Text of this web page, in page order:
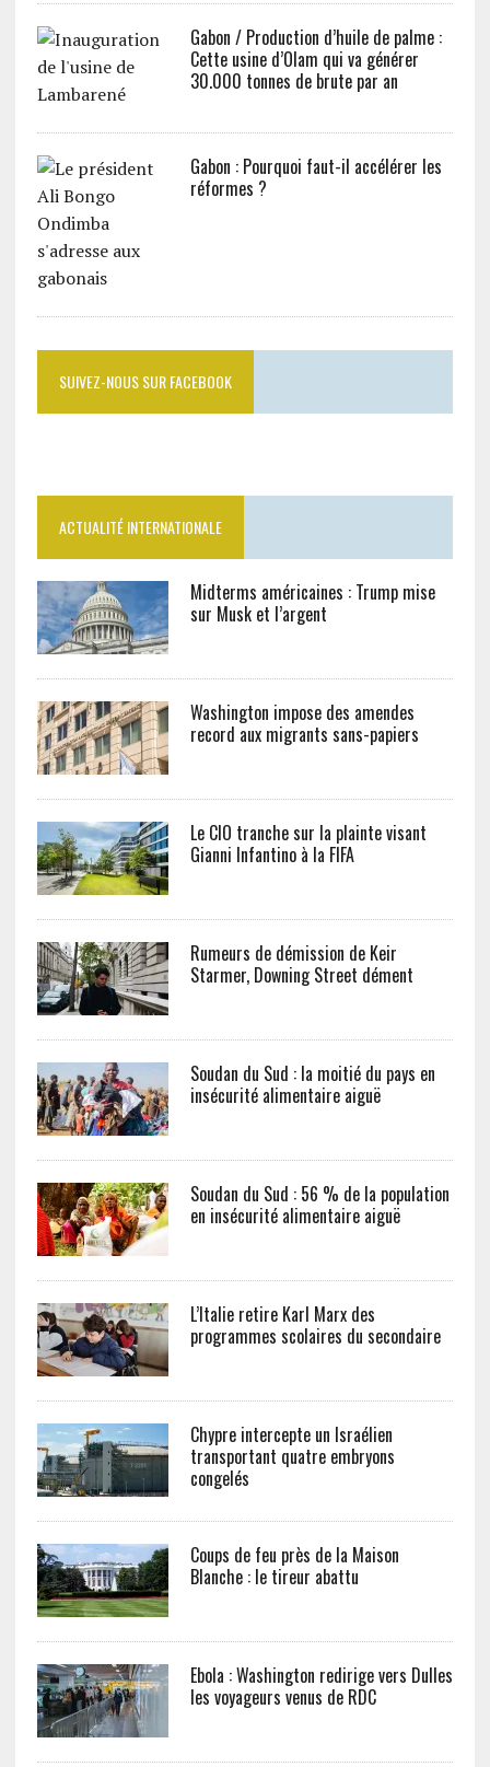
Gabon / Production d’huile de palme :
Cette usine d’Olam qui va générer
30.000 tonnes de brute par an
Gabon : Pourquoi faut-il accélérer les
réformes ?
SUIVEZ-NOUS SUR FACEBOOK
ACTUALITÉ INTERNATIONALE
Midterms américaines : Trump mise
sur Musk et l’argent
Washington impose des amendes
record aux migrants sans-papiers
Le CIO tranche sur la plainte visant
Gianni Infantino à la FIFA
Rumeurs de démission de Keir
Starmer, Downing Street dément
Soudan du Sud : la moitié du pays en
insécurité alimentaire aiguë
Soudan du Sud : 56 % de la population
en insécurité alimentaire aiguë
L’Italie retire Karl Marx des
programmes scolaires du secondaire
Chypre intercepte un Israélien
transportant quatre embryons
congelés
Coups de feu près de la Maison
Blanche : le tireur abattu
Ebola : Washington redirige vers Dulles
les voyageurs venus de RDC